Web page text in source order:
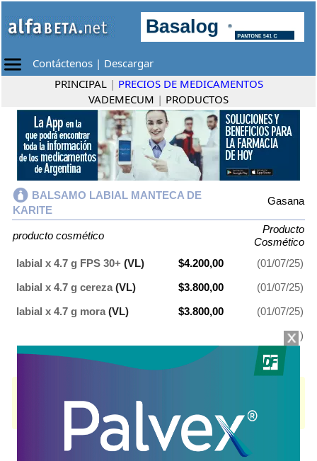
Contáctenos | Descargar
PRINCIPAL | PRECIOS DE MEDICAMENTOS
VADEMECUM | PRODUCTOS
BALSAMO LABIAL MANTECA DE
KARITE
Gasana
producto cosmético
Producto
Cosmético
labial x 4.7 g FPS 30+ (VL) $4.200,00
(01/07/25)
labial x 4.7 g cereza (VL) $3.800,00
(01/07/25)
labial x 4.7 g mora (VL) $3.800,00
(01/07/25)
(01/07/25)
y se indica como Producto Cosmético
y cuenta con 4 presentaciones disponibles.
Explorar más